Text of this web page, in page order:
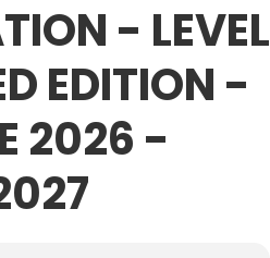
- LEVEL
EDITION -
2026 -